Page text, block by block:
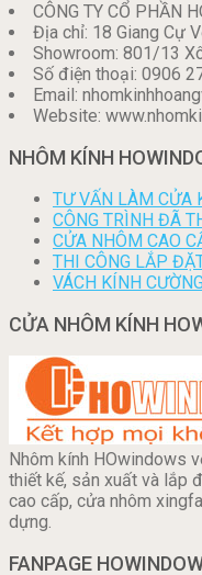
CÔNG TY CỔ PHẦN
Địa chỉ: 18 Giang Cự
Showroom: 801/13
Số điện thoại: 0906
Email:
Website:
NHÔM KÍNH
TƯ VẤN LÀM CỬA
CÔNG TRÌNH ĐÃ
CỬA NHÔM CAO
THI CÔNG LẮP
VÁCH KÍNH
CỬA NHÔM KÍNH
Nhôm kính HOwindows
thiết kế, sản xuất và lắp
cao cấp, cửa nhôm
dựng.
FANPAGE